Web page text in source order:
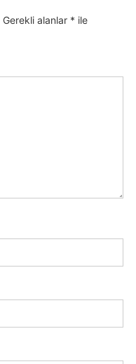
Gerekli alanlar * ile